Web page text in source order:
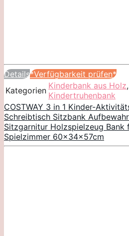
Details*Verfügbarkeit prüfen*
Kategorien Kinderbank aus Holz,
Kindertruhenbank
COSTWAY 3 in 1 Kinder-
Schreibtisch Sitzbank
Sitzgarnitur Holzspielzeug Bank
Spielzimmer 60x34x57cm